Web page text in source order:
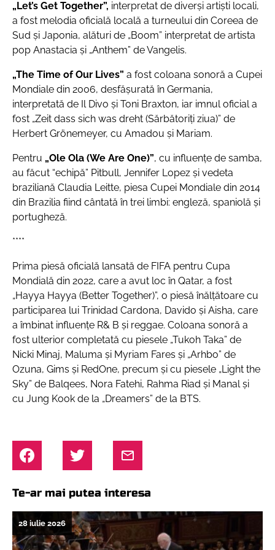
„Let’s Get Together”, interpretat de diverşi artişti locali,
a fost melodia oficială locală a turneului din Coreea de
Sud şi Japonia, alături de „Boom” interpretat de artista
pop Anastacia şi „Anthem” de Vangelis.
„The Time of Our Lives” a fost coloana sonoră a Cupei
Mondiale din 2006, desfăşurată în Germania,
interpretată de Il Divo şi Toni Braxton, iar imnul oficial a
fost „Zeit dass sich was dreht (Sărbătoriţi ziua)” de
Herbert Grönemeyer, cu Amadou şi Mariam.
Pentru „Ole Ola (We Are One)”, cu influenţe de samba,
au făcut “echipă” Pitbull, Jennifer Lopez şi vedeta
braziliană Claudia Leitte, piesa Cupei Mondiale din 2014
din Brazilia fiind cântată în trei limbi: engleză, spaniolă şi
portugheză.
****
Prima piesă oficială lansată de FIFA pentru Cupa
Mondială din 2022, care a avut loc în Qatar, a fost
„Hayya Hayya (Better Together)”, o piesă înălţătoare cu
participarea lui Trinidad Cardona, Davido şi Aisha, care
a îmbinat influenţe R& B şi reggae. Coloana sonoră a
fost ulterior completată cu piesele „Tukoh Taka” de
Nicki Minaj, Maluma şi Myriam Fares şi „Arhbo” de
Ozuna, Gims şi RedOne, precum şi cu piesele „Light the
Sky” de Balqees, Nora Fatehi, Rahma Riad şi Manal şi
cu Jung Kook de la „Dreamers” de la BTS.
Te-ar mai putea interesa
28 iulie 2026